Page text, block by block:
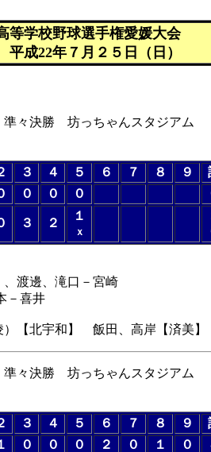
々決勝 坊っちゃんスタジアム
３ ４ ５ ６ ７ ８ ９
０ ０ ０
３ ２
１
ｘ
コールド
渡邊、滝口－宮崎
－喜井
【北宇和】 飯田、高岸【済美】
々決勝 坊っちゃんスタジアム
３ ４ ５ ６ ７ ８ ９
０ ０ ０ ２ ０ １ ０
等学校野球選手権愛媛大会
22年７月２５日（日）